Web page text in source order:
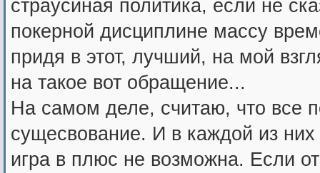
страусиная политика, если не
покерной дисциплине массу
придя в этот, лучший, на мой
на такое вот обращение...
На самом деле, считаю, что все
сущесвование. И в каждой из них
игра в плюс не возможна. Если